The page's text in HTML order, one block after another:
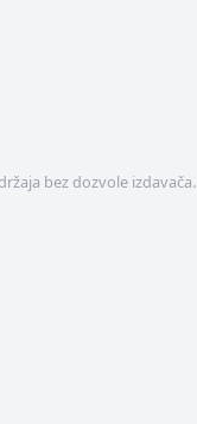
bez dozvole izdavača.